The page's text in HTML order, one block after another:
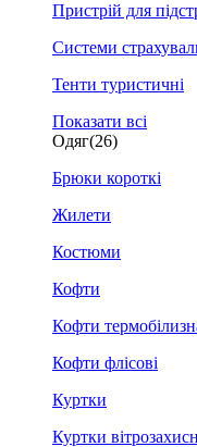
Пристрій для
Системи
Тенти туристичні
Показати всі
Одяг(26)
Брюки короткі
Жилети
Костюми
Кофти
Кофти
Кофти флісові
Куртки
Куртки